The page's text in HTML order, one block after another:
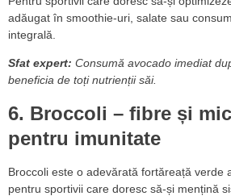
adăugat în smoothie-uri, salate sau
integrală.
Sfat expert: Consumă avocado imediat
beneficia de toți nutrienții săi.
6. Broccoli – fibre și
pentru imunitate
Broccoli este o adevărată fortăreață verde
pentru sportivii care doresc să-și mențină